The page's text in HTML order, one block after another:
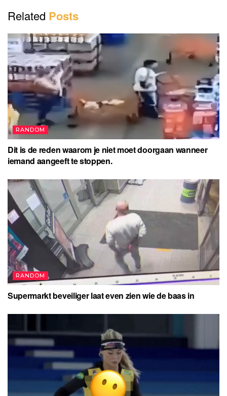
o
Related Posts
RANDOM
Dit is de reden waarom je niet moet doorgaan wanneer
iemand aangeeft te stoppen.
RANDOM
Supermarkt beveiliger laat even zien wie de baas in